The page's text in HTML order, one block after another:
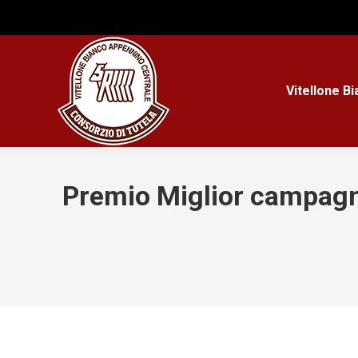
Vitellone
Premio Miglior